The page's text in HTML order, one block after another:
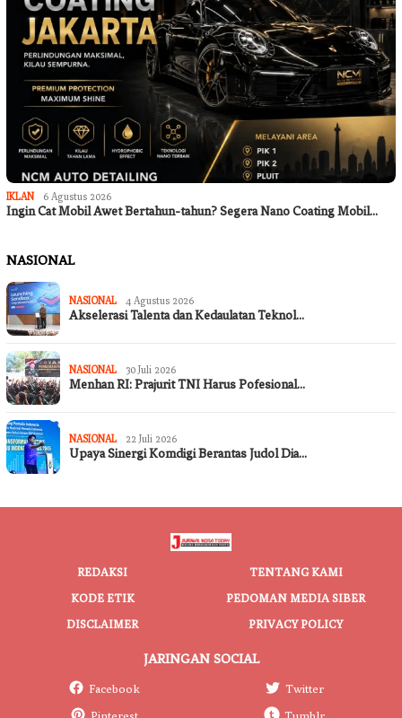
IKLAN 6 Agustus 2026
Ingin Cat Mobil Awet Bertahun-tahun? Segera Nano Coating Mobil…
NASIONAL
NASIONAL 4 Agustus 2026
Akselerasi Talenta dan Kedaulatan Teknol…
NASIONAL 30 Juli 2026
Menhan RI: Prajurit TNI Harus Pofesional…
NASIONAL 22 Juli 2026
Upaya Sinergi Komdigi Berantas Judol Dia…
REDAKSI
TENTANG KAMI
KODE ETIK
PEDOMAN MEDIA SIBER
DISCLAIMER
PRIVACY POLICY
JARINGAN SOCIAL
Facebook
Twitter
Pinterest
Tumblr